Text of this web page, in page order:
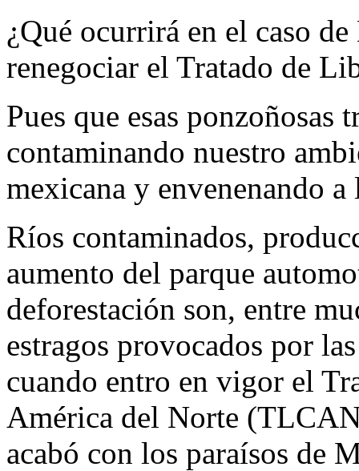
¿Qué ocurrirá en el caso
renegociar el Tratado de
Pues que esas ponzoñosas
contaminando nuestro
mexicana y envenenando
Ríos contaminados,
aumento del parque
deforestación son, entre
estragos provocados por
cuando entro en vigor el
América del Norte
acabó con los paraísos de